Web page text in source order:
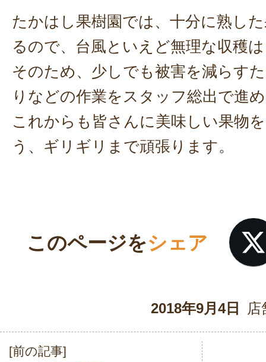
たかはし果樹園では、十分に熟し
るので、台風といえど無理な収穫
そのため、少しでも被害を減らす
りなどの作業をスタッフ総出で進
これからも皆さんに美味しい果物
う、ギリギリまで頑張ります。
このページをシェア
2018年9月4日 店
投
[前の記事]